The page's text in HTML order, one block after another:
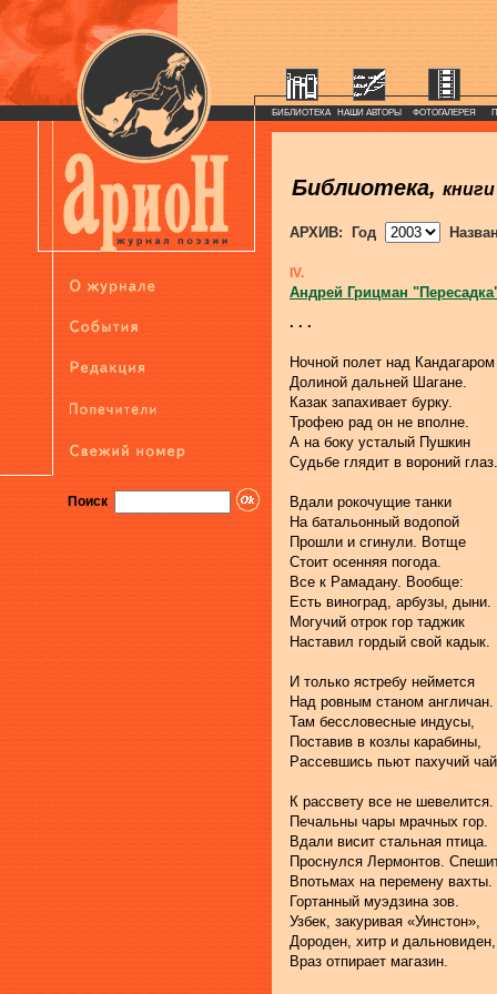
Поиск
БИБЛИОТЕКА НАШИ АВТОРЫ ФОТОГАЛЕРЕЯ
Библиотека, книги
АРХИВ: Год
IV.
Андрей Грицман
. . .
Ночной полет над Кандагаром
Долиной дальней Шагане.
Казак запахивает бурку.
Трофею рад он не вполне.
А на боку усталый Пушкин
Судьбе глядит в вороний глаз.
Вдали рокочущие танки
На батальонный водопой
Прошли и сгинули. Вотще
Стоит осенняя погода.
Все к Рамадану. Вообще:
Есть виноград, арбузы, дыни.
Могучий отрок гор таджик
Наставил гордый свой кадык.
И только ястребу неймется
Над ровным станом англичан.
Там бессловесные индусы,
Поставив в козлы карабины,
Рассевшись пьют пахучий
К рассвету все не шевелится.
Печальны чары мрачных гор.
Вдали висит стальная птица.
Проснулся Лермонтов.
Впотьмах на перемену вахты.
Гортанный муэдзина зов.
Узбек, закуривая «Уинстон»,
Дороден, хитр и дальновиден,
Враз отпирает магазин.